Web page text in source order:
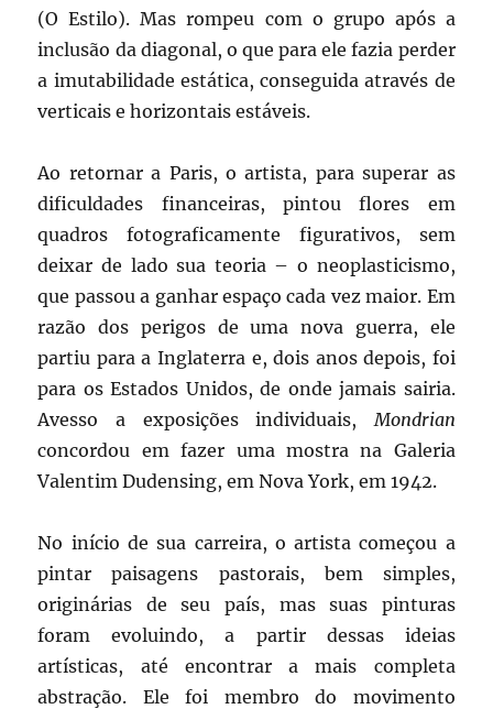
(O Estilo). Mas rompeu com o grupo após a
inclusão da diagonal, o que para ele fazia perder
a imutabilidade estática, conseguida através de
verticais e horizontais estáveis.
Ao retornar a Paris, o artista, para superar as
dificuldades financeiras, pintou flores em
quadros fotograficamente figurativos, sem
deixar de lado sua teoria – o neoplasticismo,
que passou a ganhar espaço cada vez maior. Em
razão dos perigos de uma nova guerra, ele
partiu para a Inglaterra e, dois anos depois, foi
para os Estados Unidos, de onde jamais sairia.
Avesso a exposições individuais, Mondrian
concordou em fazer uma mostra na Galeria
Valentim Dudensing, em Nova York, em 1942.
No início de sua carreira, o artista começou a
pintar paisagens pastorais, bem simples,
originárias de seu país, mas suas pinturas
foram evoluindo, a partir dessas ideias
artísticas, até encontrar a mais completa
abstração. Ele foi membro do movimento